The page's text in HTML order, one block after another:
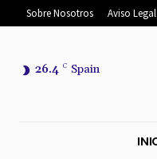
Sobre Nosotros Aviso Legal
26.4 C Spain